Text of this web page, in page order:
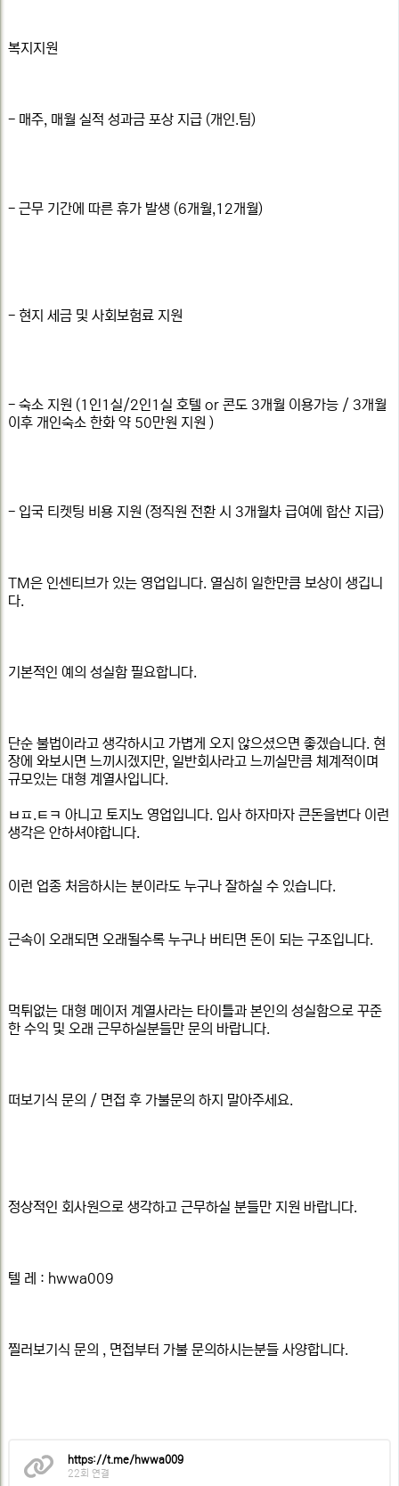
복지지원
- 매주, 매월 실적 성과금 포상 지급 (개인.팀)
- 근무 기간에 따른 휴가 발생 (6개월,12개월)
- 현지 세금 및 사회보험료 지원
- 숙소 지원 (1인1실/2인1실 호텔 or 콘도 3개월 이용가능 / 3개월
이후 개인숙소 한화 약 50만원 지원 )
- 입국 티켓팅 비용 지원 (정직원 전환 시 3개월차 급여에 합산 지급)
TM은 인센티브가 있는 영업입니다. 열심히 일한만큼 보상이 생깁니
다.
기본적인 예의 성실함 필요합니다.
단순 불법이라고 생각하시고 가볍게 오지 않으셨으면 좋겠습니다. 현
장에 와보시면 느끼시겠지만, 일반회사라고 느끼실만큼 체계적이며
규모있는 대형 계열사입니다.
ㅂㅍ.ㅌㅋ 아니고 토지노 영업입니다. 입사 하자마자 큰돈을번다 이런
생각은 안하셔야합니다.
이런 업종 처음하시는 분이라도 누구나 잘하실 수 있습니다.
근속이 오래되면 오래될수록 누구나 버티면 돈이 되는 구조입니다.
먹튀없는 대형 메이저 계열사라는 타이틀과 본인의 성실함으로 꾸준
한 수익 및 오래 근무하실분들만 문의 바랍니다.
떠보기식 문의 / 면접 후 가불문의 하지 말아주세요.
정상적인 회사원으로 생각하고 근무하실 분들만 지원 바랍니다.
텔 레 : hwwa009
찔러보기식 문의 , 면접부터 가불 문의하시는분들 사양합니다.​
https://t.me/hwwa009
22회 연결